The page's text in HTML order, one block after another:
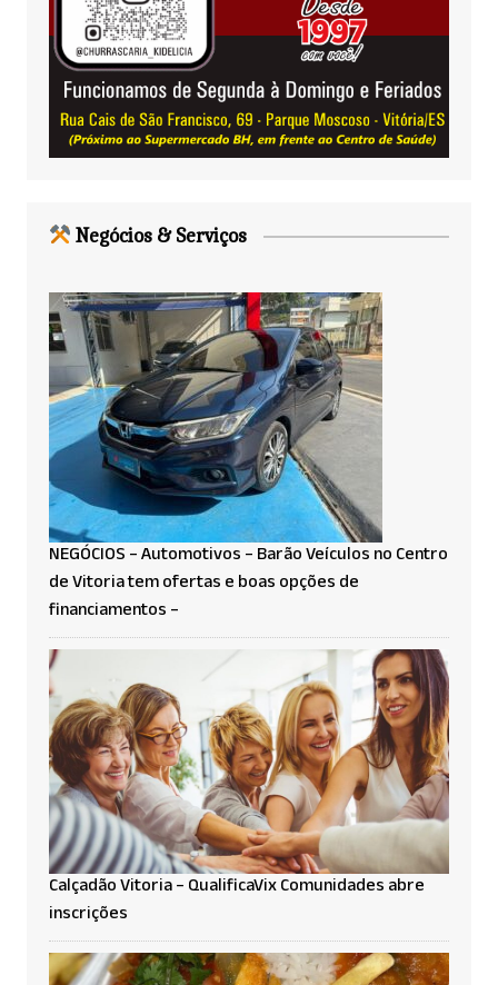
Negócios & Serviços
NEGÓCIOS – Automotivos – Barão Veículos no Centro
de Vitoria tem ofertas e boas opções de
financiamentos –
Calçadão Vitoria – QualificaVix Comunidades abre
inscrições